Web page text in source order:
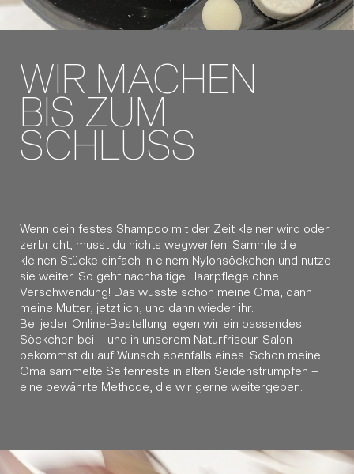
WIR MACHEN
BIS ZUM
SCHLUSS
Wenn dein festes Shampoo mit der Zeit kleiner wird oder
zerbricht, musst du nichts wegwerfen: Sammle die
kleinen Stücke einfach in einem Nylonsöckchen und nutze
sie weiter. So geht nachhaltige Haarpflege ohne
Verschwendung! Das wusste schon meine Oma, dann
meine Mutter, jetzt ich, und dann wieder ihr.
Bei jeder Online-Bestellung legen wir ein passendes
Söckchen bei – und in unserem Naturfriseur-Salon
bekommst du auf Wunsch ebenfalls eines. Schon meine
Oma sammelte Seifenreste in alten Seidenstrümpfen –
eine bewährte Methode, die wir gerne weitergeben.